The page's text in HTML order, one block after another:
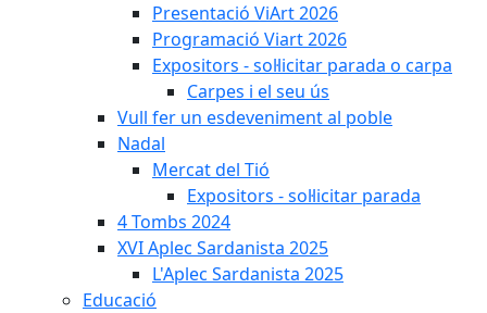
Presentació ViArt 2026
Programació Viart 2026
Expositors - sol·licitar parada o carpa
Carpes i el seu ús
Vull fer un esdeveniment al poble
Nadal
Mercat del Tió
Expositors - sol·licitar parada
4 Tombs 2024
XVI Aplec Sardanista 2025
L'Aplec Sardanista 2025
Educació